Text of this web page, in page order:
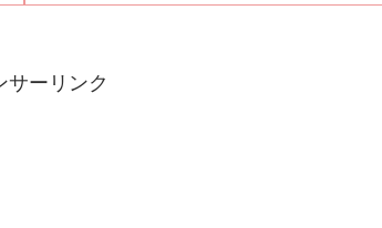
サーリンク